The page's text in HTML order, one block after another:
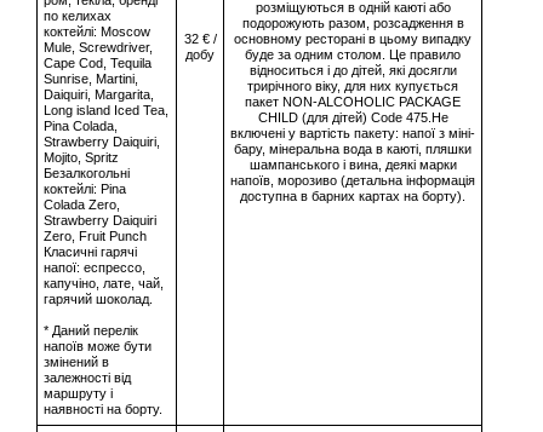
по келихах
коктейлі: Moscow
Mule, Screwdriver,
Cape Cod, Tequila
Sunrise, Martini,
Daiquiri, Margarita,
Long island Iced Tea,
Pina Colada,
Strawberry Daiquiri,
Mojito, Spritz
Безалкогольні
коктейлі: Pina
Colada Zero,
Strawberry Daiquiri
Zero, Fruit Punch
Класичні гарячі
напої: еспрессо,
капучіно, лате, чай,
гарячий шоколад.
* Даний перелік
напоїв може бути
змінений в
залежності від
маршруту і
наявності на борту.
32 € /
добу
розміщуються в одній каюті або
подорожують разом, розсадження в
основному ресторані в цьому випадку
буде за одним столом. Це правило
відноситься і до дітей, які досягли
трирічного віку, для них купується
пакет NON-ALCOHOLIC PACKAGE
CHILD (для дітей) Code 475.Не
включені у вартість пакету: напої з міні-
бару, мінеральна вода в каюті, пляшки
шампанського і вина, деякі марки
напоїв, морозиво (детальна інформація
доступна в барних картах на борту).